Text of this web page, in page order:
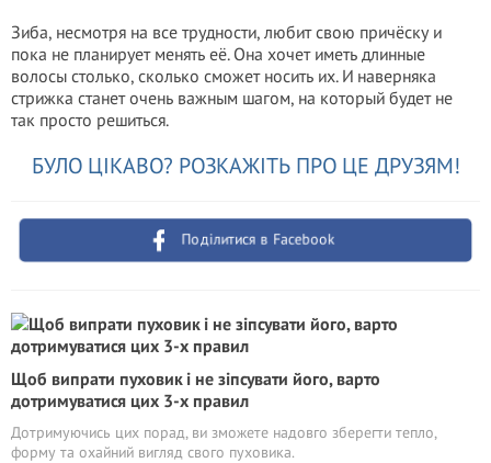
Зиба, несмотря на все трудности, любит свою причёску и
пока не планирует менять её. Она хочет иметь длинные
волосы столько, сколько сможет носить их. И наверняка
стрижка станет очень важным шагом, на который будет не
так просто решиться.
БУЛО ЦІКАВО? РОЗКАЖІТЬ ПРО ЦЕ ДРУЗЯМ!
Поділитися в Facebook
Щоб випрати пуховик і не зіпсувати його, варто
дотримуватися цих 3-х правил
Дотримуючись цих порад, ви зможете надовго зберегти тепло,
форму та охайний вигляд свого пуховика.